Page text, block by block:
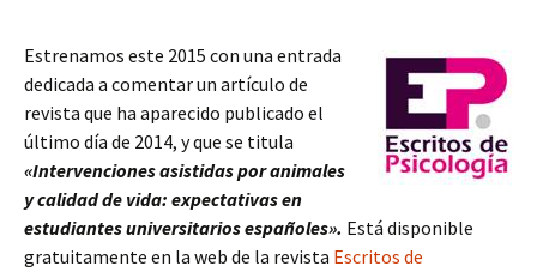
Estrenamos este 2015 con una entrada
dedicada a comentar un artículo de
revista que ha aparecido publicado el
último día de 2014, y que se titula
«Intervenciones asistidas por animales
y calidad de vida: expectativas en
estudiantes universitarios españoles». Está disponible
gratuitamente en la web de la revista Escritos de